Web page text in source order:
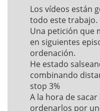
Los vídeos están
todo este trabajo.
Una petición que
en siguientes
ordenación.
He estado
combinando
stop 3%
A la hora de
ordenarlos por